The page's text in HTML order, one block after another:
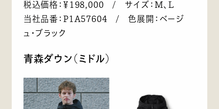
税込価格：￥198,000 / サイズ：M、L
当社品番：P1A57604 / 色展開：ベージ
ュ・ブラック
青森ダウン（ミドル）